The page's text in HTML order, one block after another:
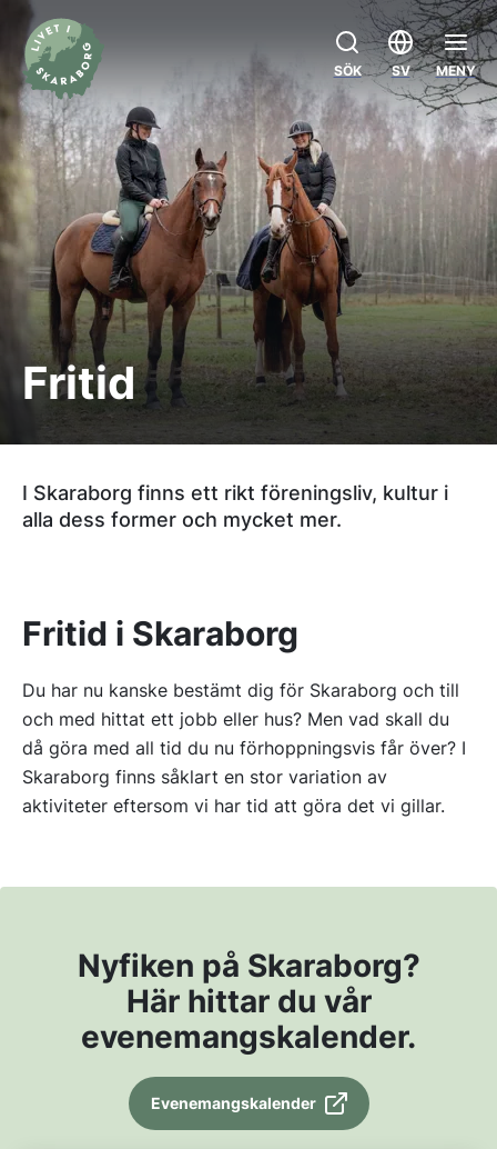
I Skaraborg finns ett rikt föreningsliv, kultur i
alla dess former och mycket mer.
Fritid
SÖK SV MENY
Fritid i Skaraborg
Du har nu kanske bestämt dig för Skaraborg och till
och med hittat ett jobb eller hus? Men vad skall du
då göra med all tid du nu förhoppningsvis får över? I
Skaraborg finns såklart en stor variation av
aktiviteter eftersom vi har tid att göra det vi gillar.
Nyfiken på Skaraborg?
Här hittar du vår
evenemangskalender.
Evenemangskalender